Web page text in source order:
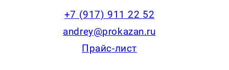
+7 (917) 911 22 52
andrey@prokazan.ru
Прайс-лист